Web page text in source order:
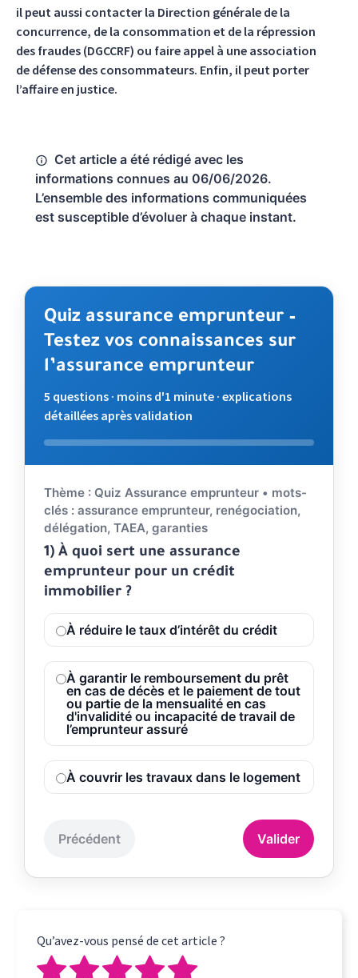
il peut aussi contacter la Direction générale de la
concurrence, de la consommation et de la répression
des fraudes (DGCCRF) ou faire appel à une association
de défense des consommateurs. Enfin, il peut porter
l’affaire en justice.
Cet article a été rédigé avec les
informations connues au 06/06/2026.
L’ensemble des informations communiquées
est susceptible d’évoluer à chaque instant.
Quiz assurance emprunteur –
Testez vos connaissances sur
l’assurance emprunteur
5 questions · moins d'1 minute · explications
détaillées après validation
Répondez aux questions. Validez votre choix pour
Thème : Quiz Assurance emprunteur • mots-
clés : assurance emprunteur, renégociation,
délégation, TAEA, garanties
1) À quoi sert une assurance
emprunteur pour un crédit
immobilier ?
À réduire le taux d’intérêt du crédit
À garantir le remboursement du prêt
en cas de décès et le paiement de tout
ou partie de la mensualité en cas
d'invalidité ou incapacité de travail de
l’emprunteur assuré
À couvrir les travaux dans le logement
Précédent Valider
Qu’avez-vous pensé de cet article ?